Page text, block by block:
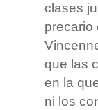
clases
precario
que las
en la
ni los